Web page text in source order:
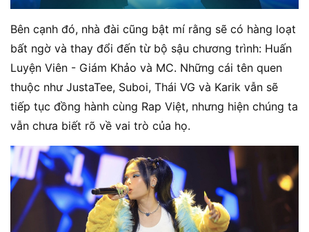
Bên cạnh đó, nhà đài cũng bật mí rằng sẽ có hàng loạt
bất ngờ và thay đổi đến từ bộ sậu chương trình: Huấn
Luyện Viên - Giám Khảo và MC. Những cái tên quen
thuộc như JustaTee, Suboi, Thái VG và Karik vẫn sẽ
tiếp tục đồng hành cùng Rap Việt, nhưng hiện chúng ta
vẫn chưa biết rõ về vai trò của họ.